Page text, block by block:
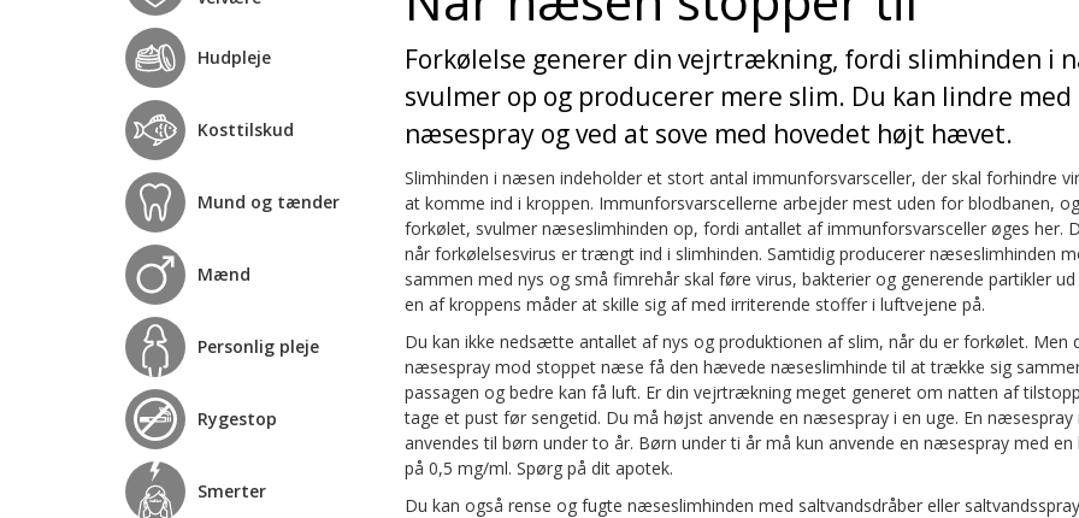
Hudpleje
Kosttilskud
Mund og tænder
Mænd
Personlig pleje
Rygestop
Smerter
Forkølelse generer din vejrtrækning, fordi slimhinden i
svulmer op og producerer mere slim. Du kan lindre med
næsespray og ved at sove med hovedet højt hævet.
Slimhinden i næsen indeholder et stort antal immunforsvarsceller, der skal forhindre
at komme ind i kroppen. Immunforsvarscellerne arbejder mest uden for blodbanen,
forkølet, svulmer næseslimhinden op, fordi antallet af immunforsvarsceller øges her.
når forkølelsesvirus er trængt ind i slimhinden. Samtidig producerer næseslimhinden
sammen med nys og små fimrehår skal føre virus, bakterier og generende partikler
en af kroppens måder at skille sig af med irriterende stoffer i luftvejene på.
Du kan ikke nedsætte antallet af nys og produktionen af slim, når du er forkølet. Men
næsespray mod stoppet næse få den hævede næseslimhinde til at trække sig
passagen og bedre kan få luft. Er din vejrtrækning meget generet om natten af
tage et pust før sengetid. Du må højst anvende en næsespray i en uge. En næsespray
anvendes til børn under to år. Børn under ti år må kun anvende en næsespray med
på 0,5 mg/ml. Spørg på dit apotek.
Du kan også rense og fugte næseslimhinden med saltvandsdråber eller